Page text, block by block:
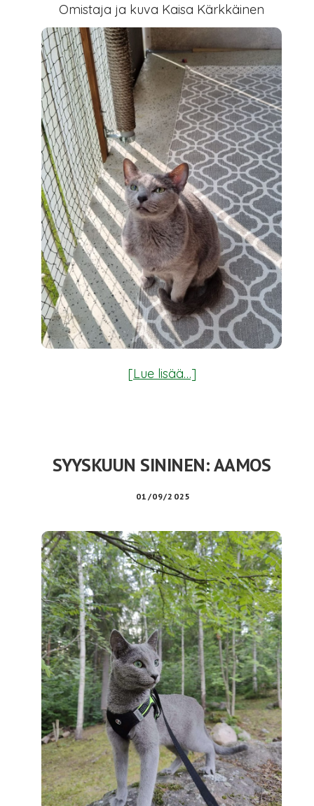
Omistaja ja kuva Kaisa Kärkkäinen
[Lue lisää…]tietoaMarraskuun
SYYSKUUN SININEN: AAMOS
01/09/2025